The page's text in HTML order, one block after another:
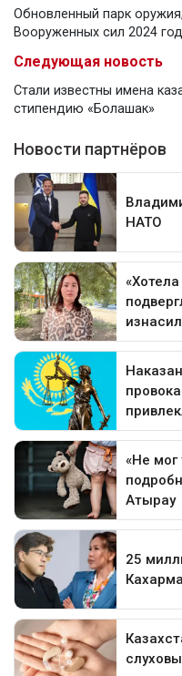
Обновленный парк
Вооруженных сил 2024
Следующая новость
Стали известны имена
стипендию «Болашак»